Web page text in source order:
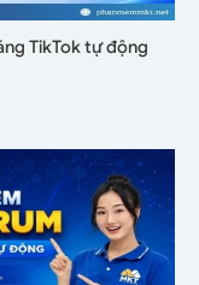
TikTok tự động